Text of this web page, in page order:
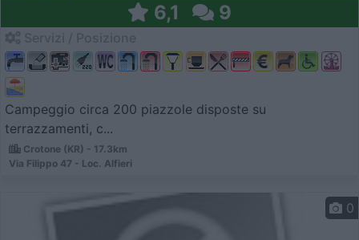
6,1 9
Campeggio circa 200 piazzole disposte su
terrazzamenti, c...
Crotone (KR) - 17.3km
Via Filippo 47 - Loc. Alfieri
0